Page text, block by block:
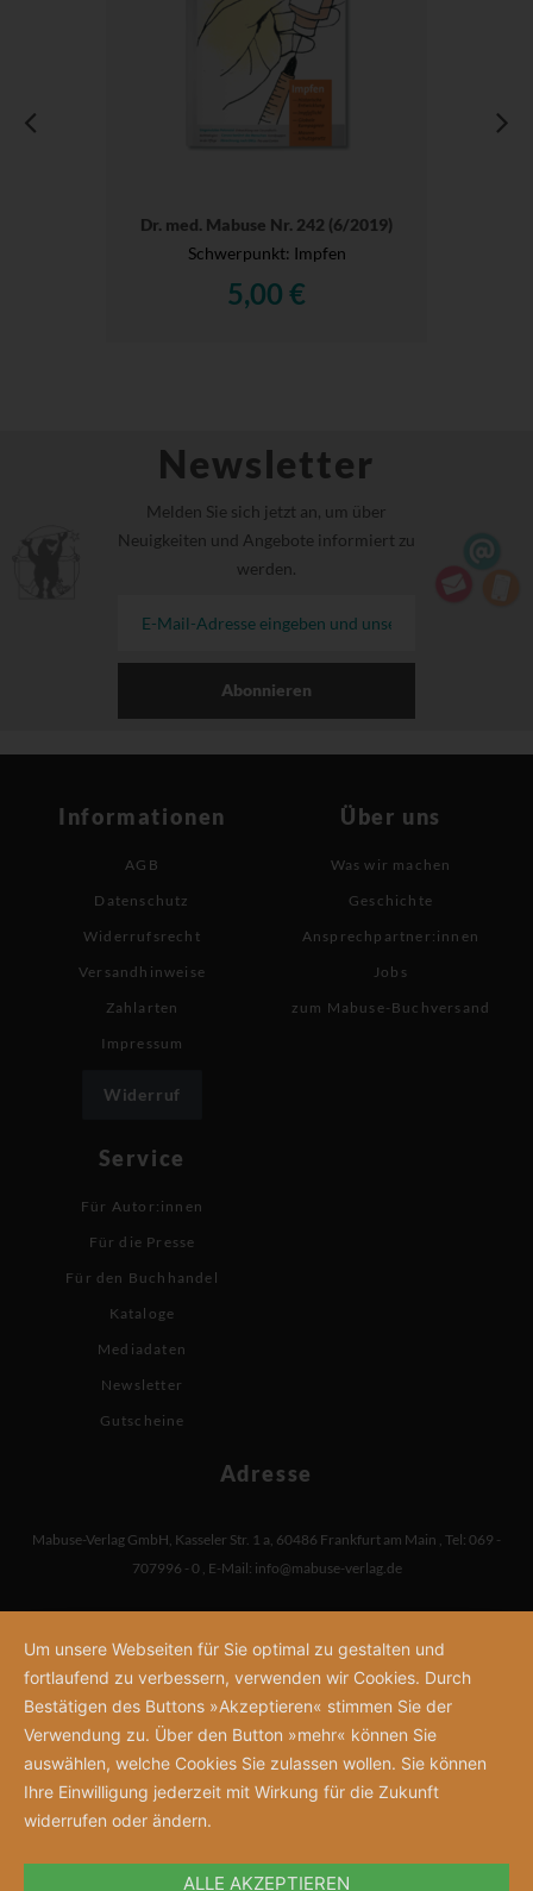
Dr. med. Mabuse Nr. 242 (6/2019)
Schwerpunkt: Impfen
5,00 €
Newsletter
Melden Sie sich jetzt an, um über
Neuigkeiten und Angebote informiert zu
werden.
Abonnieren
Informationen
AGB
Datenschutz
Widerrufsrecht
Versandhinweise
Zahlarten
Impressum
Widerruf
Über uns
Was wir machen
Geschichte
Ansprechpartner:innen
Jobs
zum Mabuse-Buchversand
Service
Für Autor:innen
Für die Presse
Für den Buchhandel
Kataloge
Mediadaten
Newsletter
Gutscheine
Adresse
Mabuse-Verlag GmbH, Kasseler Str. 1 a, 60486 Frankfurt am Main , Tel: 069 -
707996 - 0 , E-Mail: info@mabuse-verlag.de
Um unsere Webseiten für Sie optimal zu gestalten und
fortlaufend zu verbessern, verwenden wir Cookies. Durch
Bestätigen des Buttons »Akzeptieren« stimmen Sie der
Verwendung zu. Über den Button »mehr« können Sie
auswählen, welche Cookies Sie zulassen wollen. Sie können
Ihre Einwilligung jederzeit mit Wirkung für die Zukunft
widerrufen oder ändern.
ALLE AKZEPTIEREN